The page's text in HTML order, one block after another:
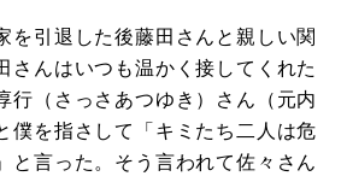
引退した後藤田さんと親しい関
さんはいつも温かく接してくれた
行（さっさあつゆき）さん（元内
僕を指さして「キミたち二人は危
と言った。そう言われて佐々さん